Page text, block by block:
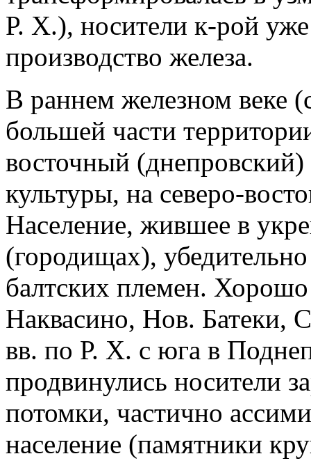
Р. Х.), носители к-рой уже
производство железа.
В раннем железном веке
большей части
восточный
культуры, на северо-
Население, жившее в
(городищах),
балтских племен.
Наквасино, Нов.
вв. по Р. Х. с юга в
продвинулись носители
потомки, частично
население (памятники